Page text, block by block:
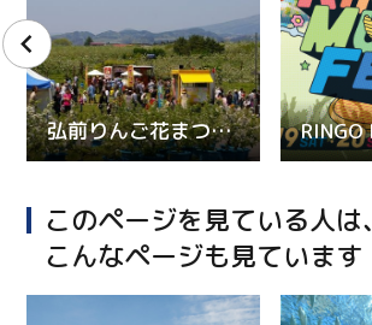
弘前りんご花まつり 2026
このページを見ている人は、
こんなページも見ています